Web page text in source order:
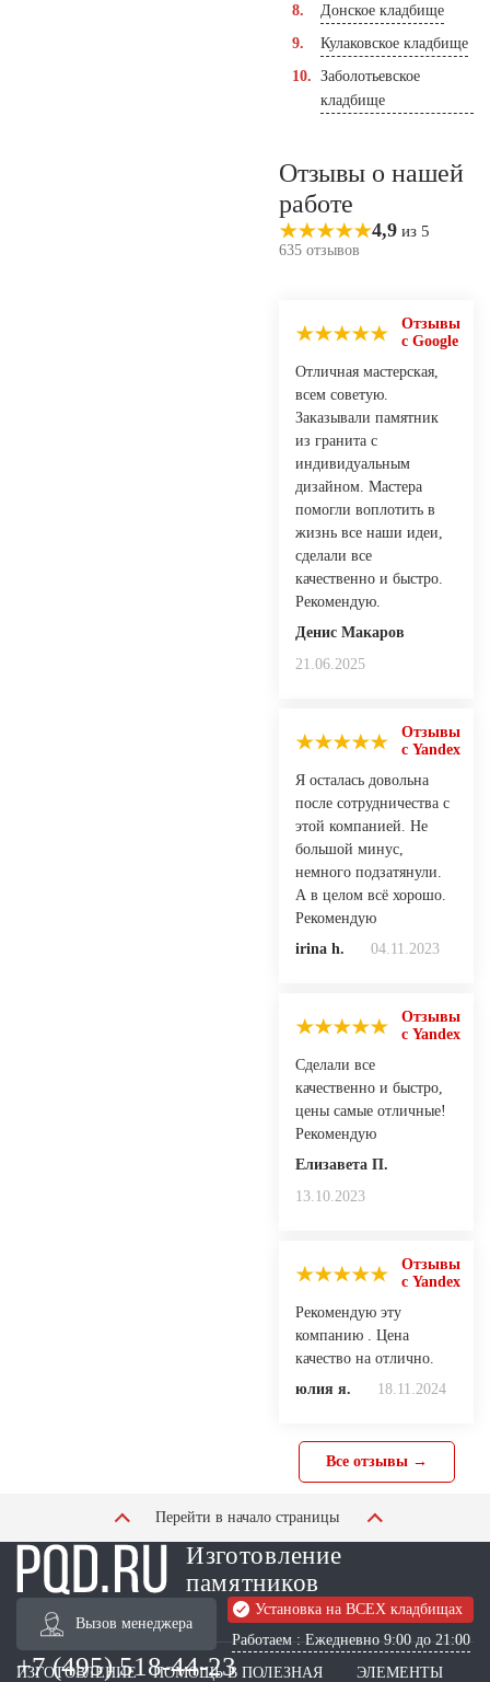
Донское кладбище
Кулаковское кладбище
Заболотьевское
кладбище
Отзывы о нашей
работе
4,9 из 5
635 отзывов
Отзывы
с Google
Отличная мастерская,
всем советую.
Заказывали памятник
из гранита с
индивидуальным
дизайном. Мастера
помогли воплотить в
жизнь все наши идеи,
сделали все
качественно и быстро.
Рекомендую.
Денис Макаров
21.06.2025
Отзывы
с Yandex
Я осталась довольна
после сотрудничества с
этой компанией. Не
большой минус,
немного подзатянули.
А в целом всё хорошо.
Рекомендую
irina h.
04.11.2023
Отзывы
с Yandex
Сделали все
качественно и быстро,
цены самые отличные!
Рекомендую
Елизавета П.
13.10.2023
Отзывы
с Yandex
Рекомендую эту
компанию . Цена
качество на отлично.
юлия я.
18.11.2024
Все отзывы →
Перейти в начало страницы
Изготовление
памятников
Вызов менеджера
Установка на ВСЕХ кладбищах
Работаем : Ежедневно 9:00 до 21:00
+7 (495) 518-44-23
ИЗГОТОВЛЕНИЕ
ПОМОЩЬ В ПОЛЕЗНАЯ
ЭЛЕМЕНТЫ